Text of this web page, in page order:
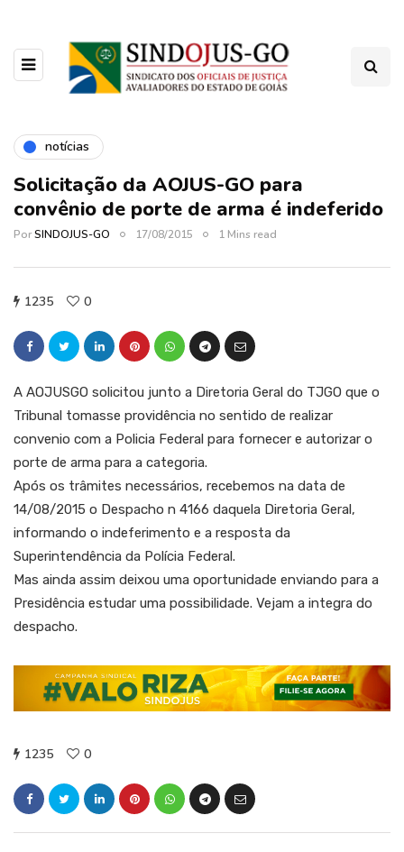
notícias
Solicitação da AOJUS-GO para
convênio de porte de arma é indeferido
PorSINDOJUS-GO 17/08/2015 1 Mins read
1235 0
A AOJUSGO solicitou junto a Diretoria Geral do TJGO que o
Tribunal tomasse providência no sentido de realizar
convenio com a Policia Federal para fornecer e autorizar o
porte de arma para a categoria.
Após os trâmites necessários, recebemos na data de
14/08/2015 o Despacho n 4166 daquela Diretoria Geral,
informando o indeferimento e a resposta da
Superintendência da Polícia Federal.
Mas ainda assim deixou uma oportunidade enviando para a
Presidência estudar uma possibilidade. Vejam a integra do
despacho.
1235 0